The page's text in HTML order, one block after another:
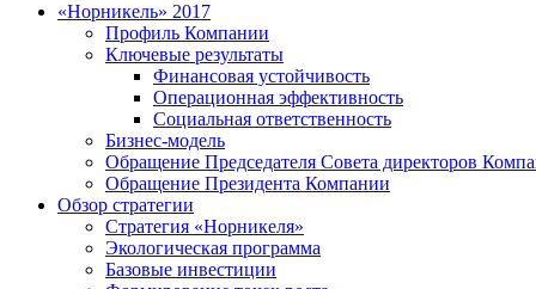
«Норникель» 2017
Профиль Компании
Ключевые результаты
Финансовая устойчивость
Операционная эффективность
Социальная ответственность
Бизнес-модель
Обращение Председателя Совета директоров
Обращение Президента Компании
Обзор стратегии
Стратегия «Норникеля»
Экологическая программа
Базовые инвестиции